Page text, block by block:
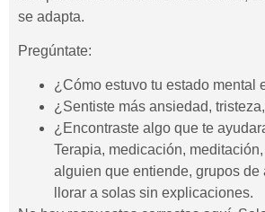
se adapta.
Pregúntate:
¿Cómo estuvo tu estado mental
¿Sentiste más ansiedad,
¿Encontraste algo que te
Terapia, medicación,
alguien que entiende, grupos de
llorar a solas sin explicaciones.